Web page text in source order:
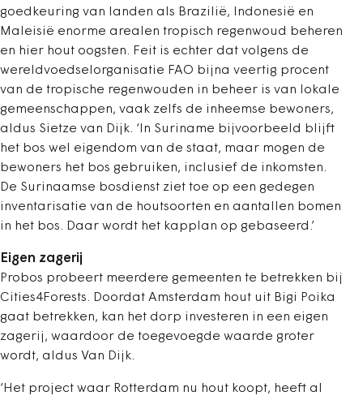
goedkeuring van landen als Brazilië, Indonesië en
Maleisië enorme arealen tropisch regenwoud beheren
en hier hout oogsten. Feit is echter dat volgens de
wereldvoedselorganisatie FAO bijna veertig procent
van de tropische regenwouden in beheer is van lokale
gemeenschappen, vaak zelfs de inheemse bewoners,
aldus Sietze van Dijk. ‘In Suriname bijvoorbeeld blijft
het bos wel eigendom van de staat, maar mogen de
bewoners het bos gebruiken, inclusief de inkomsten.
De Surinaamse bosdienst ziet toe op een gedegen
inventarisatie van de houtsoorten en aantallen bomen
in het bos. Daar wordt het kapplan op gebaseerd.’
Eigen zagerij
Probos probeert meerdere gemeenten te betrekken bij
Cities4Forests. Doordat Amsterdam hout uit Bigi Poika
gaat betrekken, kan het dorp investeren in een eigen
zagerij, waardoor de toegevoegde waarde groter
wordt, aldus Van Dijk.
‘Het project waar Rotterdam nu hout koopt, heeft al